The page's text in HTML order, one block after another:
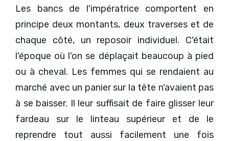
Les bancs de l'impératrice comportent en
principe deux montants, deux traverses et de
chaque côté, un reposoir individuel. C'était
l'époque où l'on se déplaçait beaucoup à pied
ou à cheval. Les femmes qui se rendaient au
marché avec un panier sur la tête n'avaient pas
à se baisser. Il leur suffisait de faire glisser leur
fardeau sur le linteau supérieur et de le
reprendre tout aussi facilement une fois